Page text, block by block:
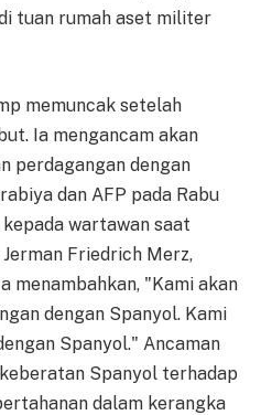
tuan rumah aset militer
memuncak setelah
Ia mengancam akan
perdagangan dengan
dan AFP pada Rabu
wartawan saat
Friedrich Merz,
menambahkan, "Kami akan
dengan Spanyol. Kami
Spanyol." Ancaman
Spanyol terhadap
dalam kerangka